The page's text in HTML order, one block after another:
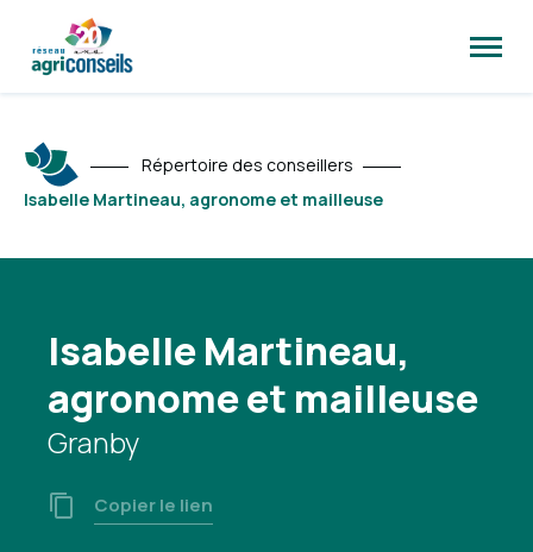
la
Répertoire des conseillers
Isabelle Martineau, agronome et mailleuse
Isabelle Martineau,
agronome et mailleuse
Granby
Copier le lien